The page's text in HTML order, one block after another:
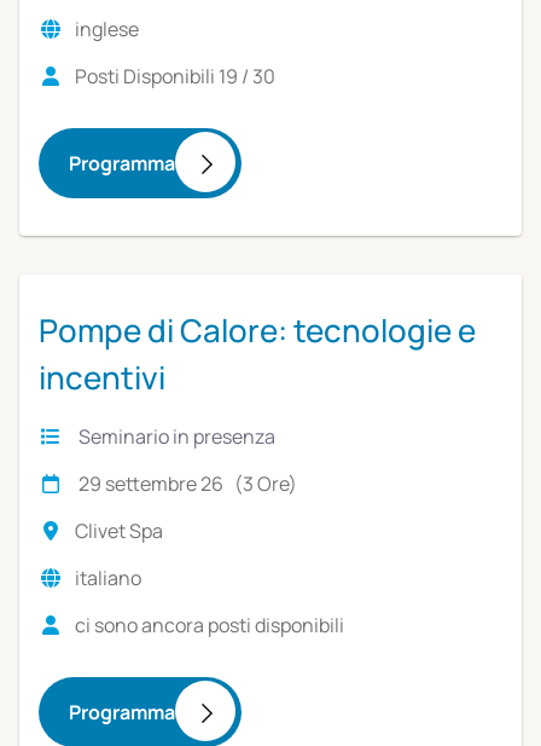
inglese
Posti Disponibili 19 / 30
Programma
Pompe di Calore: tecnologie e
incentivi
Seminario in presenza
29 settembre 26 (3 Ore)
Clivet Spa
italiano
ci sono ancora posti disponibili
Programma